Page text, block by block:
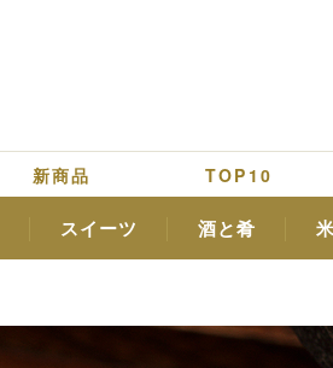
新商品 TOP10
スイーツ 酒と肴 米